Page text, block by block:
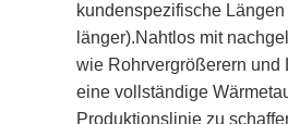
kundenspezifische
länger).Nahtlos mit
wie Rohrvergrößerern und
eine vollständige
Produktionslinie zu